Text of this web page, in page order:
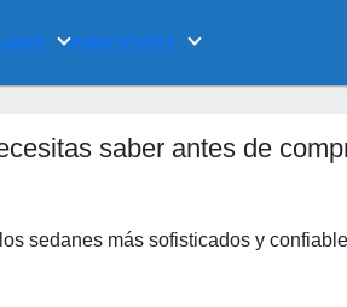
Automóviles
saber antes de
sedanes más sofisticados y